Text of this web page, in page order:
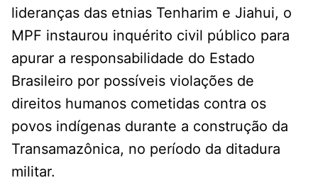
lideranças das etnias Tenharim e Jiahui, o
MPF instaurou inquérito civil público para
apurar a responsabilidade do Estado
Brasileiro por possíveis violações de
direitos humanos cometidas contra os
povos indígenas durante a construção da
Transamazônica, no período da ditadura
militar.